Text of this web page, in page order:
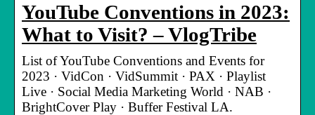
YouTube Conventions in 2023:
What to Visit? – VlogTribe
List of YouTube Conventions and Events for
2023 · VidCon · VidSummit · PAX · Playlist
Live · Social Media Marketing World · NAB ·
BrightCover Play · Buffer Festival LA.